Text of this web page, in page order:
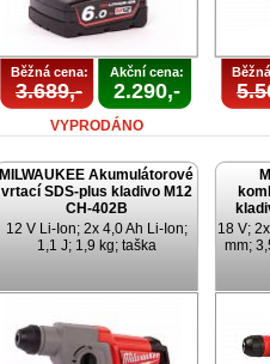
Běžná cena:
3.689,-
Akční cena:
2.290,-
VYPRODÁNO
MILWAUKEE Akumulátorové
vrtací SDS-plus kladivo M12
CH-402B
12 V Li-Ion; 2x 4,0 Ah Li-Ion;
1,1 J; 1,9 kg; taška
18 V;
mm;